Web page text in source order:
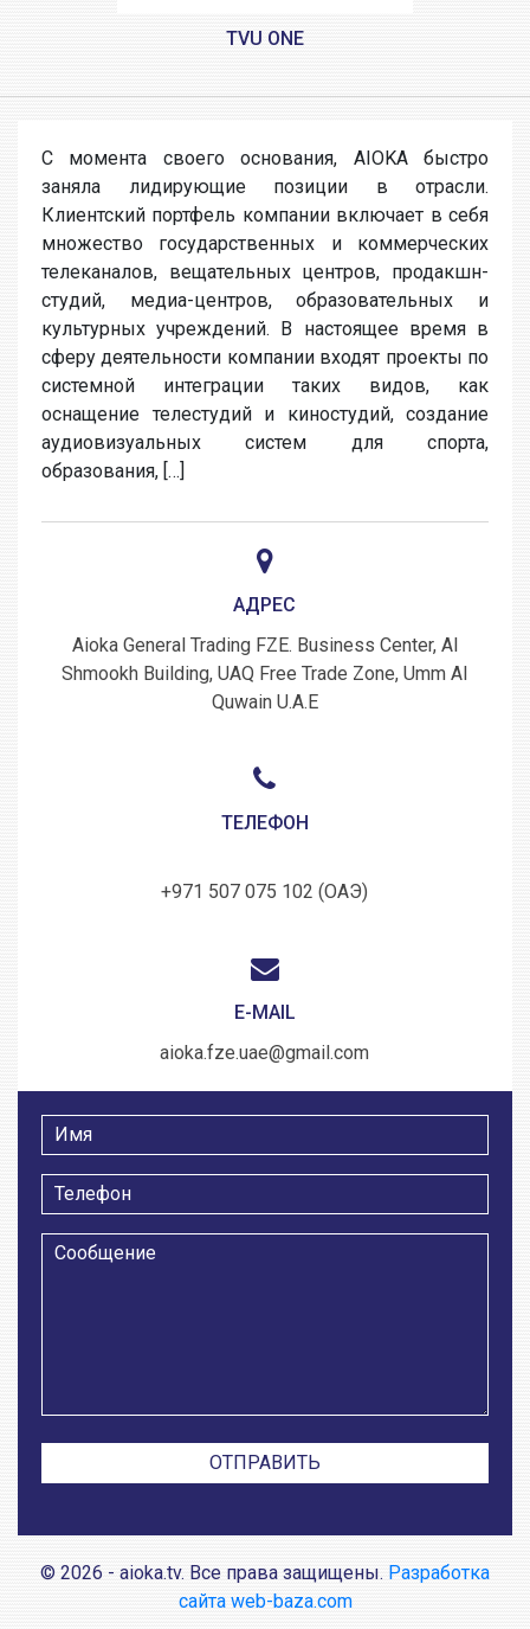
TVU ONE
С момента своего основания, AIOKA быстро
заняла лидирующие позиции в отрасли.
Клиентский портфель компании включает в себя
множество государственных и коммерческих
телеканалов, вещательных центров, продакшн-
студий, медиа-центров, образовательных и
культурных учреждений. В настоящее время в
сферу деятельности компании входят проекты по
системной интеграции таких видов, как
оснащение телестудий и киностудий, создание
аудиовизуальных систем для спорта,
образования, […]
АДРЕС
Aioka General Trading FZE. Business Center, Al
Shmookh Building, UAQ Free Trade Zone, Umm Al
Quwain U.A.E
ТЕЛЕФОН
+971 507 075 102 (ОАЭ)
E-MAIL
aioka.fze.uae@gmail.com
© 2026 - aioka.tv. Все права защищены. Разработка
сайта web-baza.com